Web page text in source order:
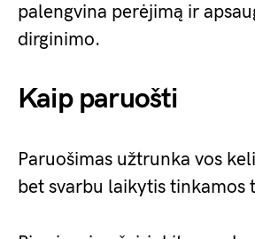
palengvina perėjimą ir
dirginimo.
Kaip paruošti
Paruošimas užtrunka vos
bet svarbu laikytis tinkamos